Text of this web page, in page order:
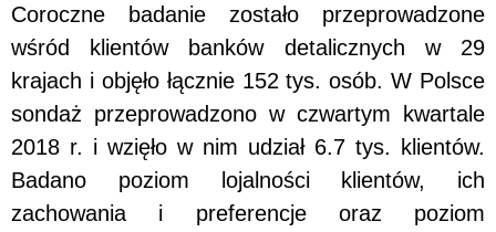
Coroczne badanie zostało przeprowadzone
wśród klientów banków detalicznych w 29
krajach i objęło łącznie 152 tys. osób. W Polsce
sondaż przeprowadzono w czwartym kwartale
2018 r. i wzięło w nim udział 6.7 tys. klientów.
Badano poziom lojalności klientów, ich
zachowania i preferencje oraz poziom